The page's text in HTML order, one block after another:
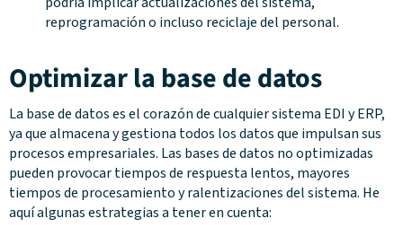
reprogramación o incluso reciclaje del personal.
Optimizar la base de datos
La base de datos es el corazón de cualquier sistema EDI y ERP,
ya que almacena y gestiona todos los datos que impulsan sus
procesos empresariales. Las bases de datos no optimizadas
pueden provocar tiempos de respuesta lentos, mayores
tiempos de procesamiento y ralentizaciones del sistema. He
aquí algunas estrategias a tener en cuenta: